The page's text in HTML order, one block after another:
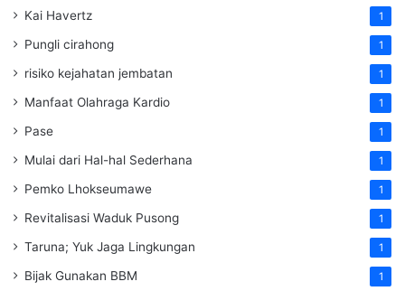
Kai Havertz 1
Pungli cirahong 1
risiko kejahatan jembatan 1
Manfaat Olahraga Kardio 1
Pase 1
Mulai dari Hal-hal Sederhana 1
Pemko Lhokseumawe 1
Revitalisasi Waduk Pusong 1
Taruna; Yuk Jaga Lingkungan 1
Bijak Gunakan BBM 1